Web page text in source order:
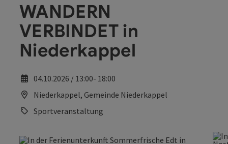
WANDERN
VERBINDET in
Niederkappel
04.10.2026 / 13:00- 18:00
Niederkappel, Gemeinde Niederkappel
Sportveranstaltung